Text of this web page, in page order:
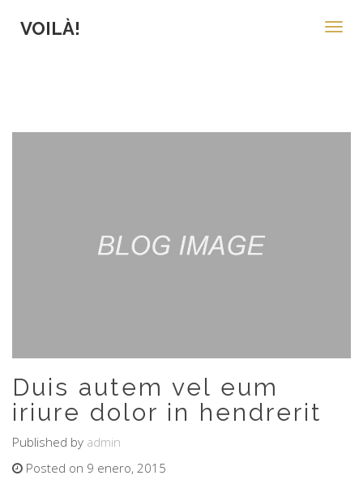
VOILÀ!
Duis autem vel eum
iriure dolor in hendrerit
Published by admin
Posted on 9 enero, 2015